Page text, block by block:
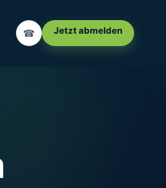
☎ Jetzt abmelden